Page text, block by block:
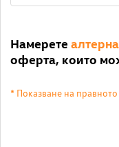
Намерете
оферта, които
* Показване на правното